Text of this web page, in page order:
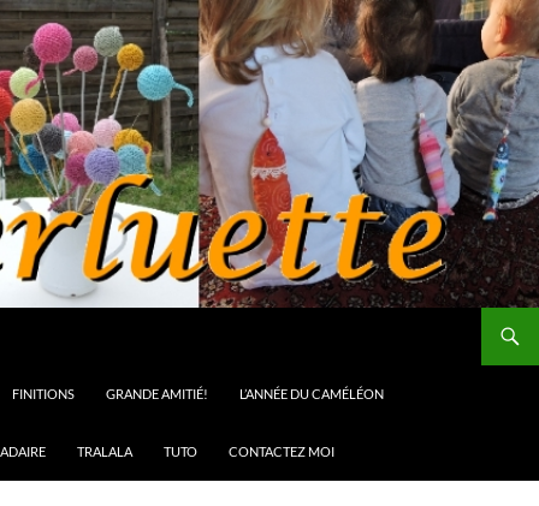
FINITIONS GRANDE AMITIÉ! L’ANNÉE DU CAMÉLÉON
TRALALA TUTO CONTACTEZ MOI